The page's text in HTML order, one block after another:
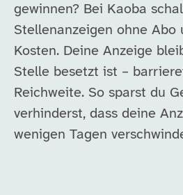
gewinnen? Bei Kaoba
Stellenanzeigen ohne Abo
Kosten. Deine Anzeige
Stelle besetzt ist –
Reichweite. So sparst du
verhinderst, dass deine
wenigen Tagen